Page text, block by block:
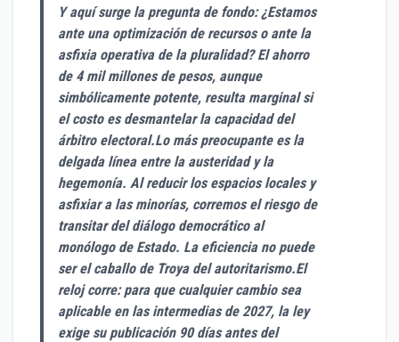
Y aquí surge la pregunta de fondo: ¿Estamos
ante una optimización de recursos o ante la
asfixia operativa de la pluralidad? El ahorro
de 4 mil millones de pesos, aunque
simbólicamente potente, resulta marginal si
el costo es desmantelar la capacidad del
árbitro electoral.Lo más preocupante es la
delgada línea entre la austeridad y la
hegemonía. Al reducir los espacios locales y
asfixiar a las minorías, corremos el riesgo de
transitar del diálogo democrático al
monólogo de Estado. La eficiencia no puede
ser el caballo de Troya del autoritarismo.El
reloj corre: para que cualquier cambio sea
aplicable en las intermedias de 2027, la ley
exige su publicación 90 días antes del